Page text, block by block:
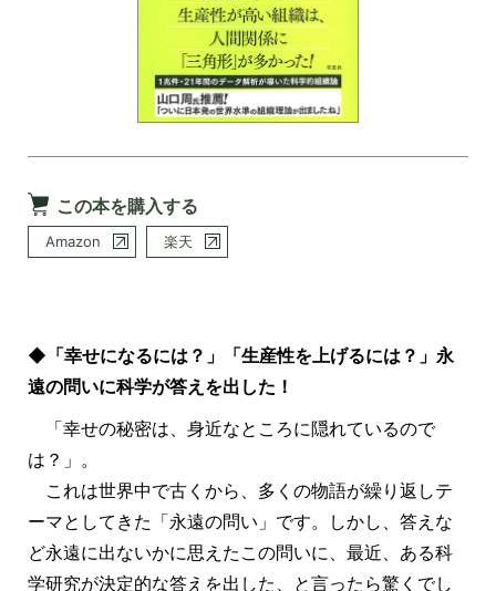
この本を購入する
Amazon 楽天
◆「幸せになるには？」「生産性を上げるには？」永
遠の問いに科学が答えを出した！
「幸せの秘密は、身近なところに隠れているので
は？」。
これは世界中で古くから、多くの物語が繰り返しテ
ーマとしてきた「永遠の問い」です。しかし、答えな
ど永遠に出ないかに思えたこの問いに、最近、ある科
学研究が決定的な答えを出した、と言ったら驚くでし